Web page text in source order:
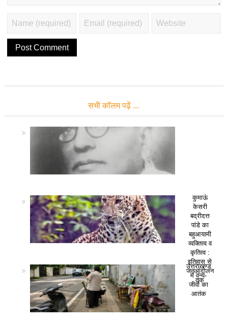
सभी कॉलम पढ़ें …
कुमाऊं
केसरी
बद्रीदत्त
पांडे का
बहुआयामी
व्यक्तित्व व
कृतित्व :
इतिहास से
जनआंदोलन
तक
उत्तराखण्ड
में वन्य-
जीवों का
आतंक